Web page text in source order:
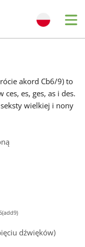
akord Cb6/9) to
ces, es, ges, as i des.
wielkiej i nony
dźwięków)